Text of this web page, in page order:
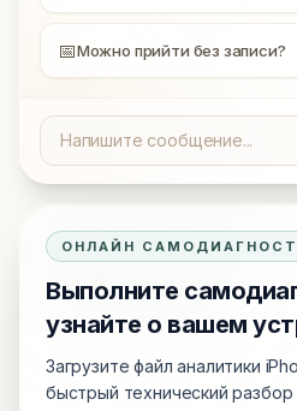
📅Можно прийти без записи?
ОНЛАЙН
Выполните
узнайте о вашем
Загрузите файл аналитики
быстрый технический разбор